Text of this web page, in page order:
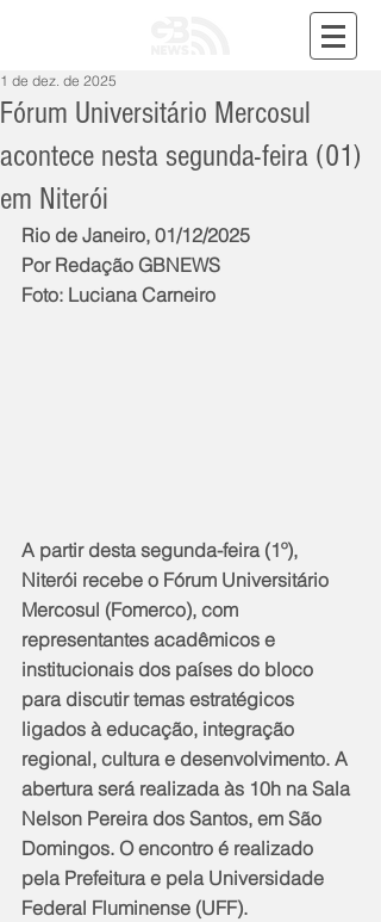
Fórum Universitário Mercosul
acontece nesta segunda-feira (01)
em Niterói
1 de dez. de 2025
Rio de Janeiro, 01/12/2025
Por Redação GBNEWS
Foto: Luciana Carneiro
A partir desta segunda-feira (1º),
Niterói recebe o Fórum Universitário
Mercosul (Fomerco), com
representantes acadêmicos e
institucionais dos países do bloco
para discutir temas estratégicos
ligados à educação, integração
regional, cultura e desenvolvimento. A
abertura será realizada às 10h na Sala
Nelson Pereira dos Santos, em São
Domingos. O encontro é realizado
pela Prefeitura e pela Universidade
Federal Fluminense (UFF).